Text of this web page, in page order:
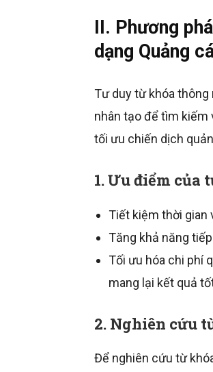
II. Phương
dạng Quảng
Tư duy từ khóa thông
nhân tạo để tìm kiếm
tối ưu chiến dịch
1. Ưu điểm
Tiết kiệm thời gian
Tăng khả năng
Tối ưu hóa chi phí
mang lại kết quả
2. Nghiên cứu
Để nghiên cứu từ